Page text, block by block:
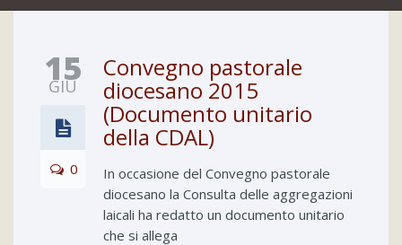
15
GIU
0
Convegno pastorale
diocesano 2015
(Documento unitario
della CDAL)
In occasione del Convegno pastorale
diocesano la Consulta delle aggregazioni
laicali ha redatto un documento unitario
che si allega